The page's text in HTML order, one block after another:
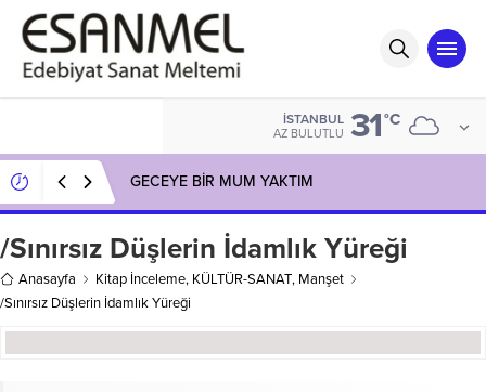
İSTANBUL
AZ BULUTLU 31°C
GECEYE BİR MUM YAKTIM
/Sınırsız Düşlerin İdamlık Yüreği
Anasayfa Kitap İnceleme, KÜLTÜR-SANAT, Manşet
/Sınırsız Düşlerin İdamlık Yüreği